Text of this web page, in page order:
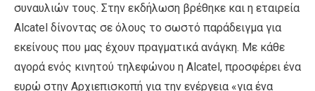
συναυλιών τους. Στην εκδήλωση βρέθηκε και η εταιρεία
Alcatel δίνοντας σε όλους το σωστό παράδειγμα για
εκείνους που μας έχουν πραγματικά ανάγκη. Με κάθε
αγορά ενός κινητού τηλεφώνου η Alcatel, προσφέρει ένα
ευρώ στην Αρχιεπισκοπή για την ενέργεια «για ένα